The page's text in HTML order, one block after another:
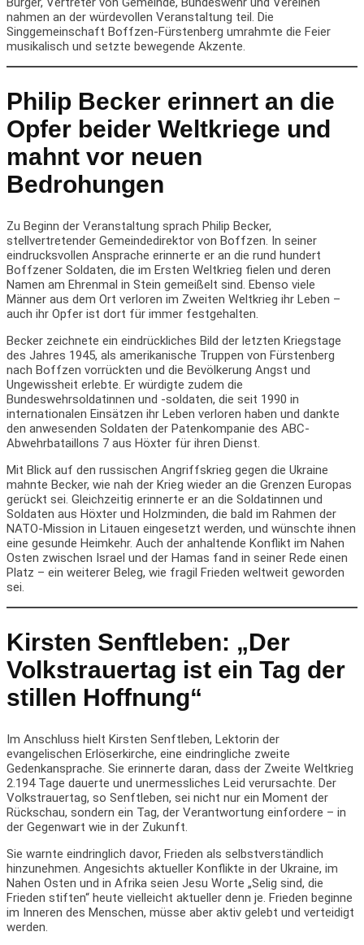
nahmen an der würdevollen Veranstaltung teil. Die
Singgemeinschaft Boffzen-Fürstenberg umrahmte die Feier
musikalisch und setzte bewegende Akzente.
Philip Becker erinnert an die
Opfer beider Weltkriege und
mahnt vor neuen
Bedrohungen
Zu Beginn der Veranstaltung sprach Philip Becker,
stellvertretender Gemeindedirektor von Boffzen. In seiner
eindrucksvollen Ansprache erinnerte er an die rund hundert
Boffzener Soldaten, die im Ersten Weltkrieg fielen und deren
Namen am Ehrenmal in Stein gemeißelt sind. Ebenso viele
Männer aus dem Ort verloren im Zweiten Weltkrieg ihr Leben –
auch ihr Opfer ist dort für immer festgehalten.
Becker zeichnete ein eindrückliches Bild der letzten Kriegstage
des Jahres 1945, als amerikanische Truppen von Fürstenberg
nach Boffzen vorrückten und die Bevölkerung Angst und
Ungewissheit erlebte. Er würdigte zudem die
Bundeswehrsoldatinnen und -soldaten, die seit 1990 in
internationalen Einsätzen ihr Leben verloren haben und dankte
den anwesenden Soldaten der Patenkompanie des ABC-
Abwehrbataillons 7 aus Höxter für ihren Dienst.
Mit Blick auf den russischen Angriffskrieg gegen die Ukraine
mahnte Becker, wie nah der Krieg wieder an die Grenzen Europas
gerückt sei. Gleichzeitig erinnerte er an die Soldatinnen und
Soldaten aus Höxter und Holzminden, die bald im Rahmen der
NATO-Mission in Litauen eingesetzt werden, und wünschte ihnen
eine gesunde Heimkehr. Auch der anhaltende Konflikt im Nahen
Osten zwischen Israel und der Hamas fand in seiner Rede einen
Platz – ein weiterer Beleg, wie fragil Frieden weltweit geworden
sei.
Kirsten Senftleben: „Der
Volkstrauertag ist ein Tag der
stillen Hoffnung“
Im Anschluss hielt Kirsten Senftleben, Lektorin der
evangelischen Erlöserkirche, eine eindringliche zweite
Gedenkansprache. Sie erinnerte daran, dass der Zweite Weltkrieg
2.194 Tage dauerte und unermessliches Leid verursachte. Der
Volkstrauertag, so Senftleben, sei nicht nur ein Moment der
Rückschau, sondern ein Tag, der Verantwortung einfordere – in
der Gegenwart wie in der Zukunft.
Sie warnte eindringlich davor, Frieden als selbstverständlich
hinzunehmen. Angesichts aktueller Konflikte in der Ukraine, im
Nahen Osten und in Afrika seien Jesu Worte „Selig sind, die
Frieden stiften“ heute vielleicht aktueller denn je. Frieden beginne
im Inneren des Menschen, müsse aber aktiv gelebt und verteidigt
werden.